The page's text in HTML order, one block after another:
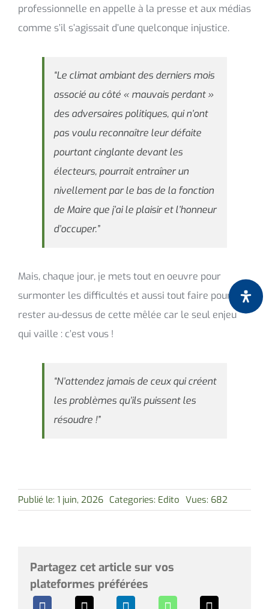
professionnelle en appelle à la presse et aux médias
comme s’il s’agissait d’une quelconque injustice.
“Le climat ambiant des derniers mois
associé au côté « mauvais perdant »
des adversaires politiques, qui n’ont
pas voulu reconnaître leur défaite
pourtant cinglante devant les
électeurs, pourrait entraîner un
nivellement par le bas de la fonction
de Maire que j’ai le plaisir et l’honneur
d’occuper.”
Mais, chaque jour, je mets tout en oeuvre pour
surmonter les difficultés et aussi tout faire pour
rester au-dessus de cette mêlée car le seul enjeu
qui vaille : c’est vous !
“N’attendez jamais de ceux qui créent
les problèmes qu’ils puissent les
résoudre !”
Publié le: 1 juin, 2026 Categories: Edito Vues: 682
Partagez cet article sur vos
plateformes préférées